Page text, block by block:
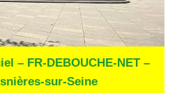
– FR-DEBOUCHE-NET –
sur-Seine